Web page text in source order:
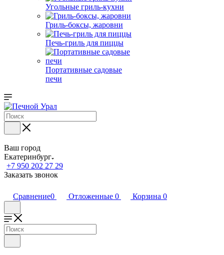
Угольные гриль-кухни
Гриль-боксы, жаровни
Печь-гриль для пиццы
Портативные садовые
печи
Ваш город
Екатеринбург
+7 950 202 27 29
Заказать звонок
Сравнение0 Отложенные 0 Корзина 0